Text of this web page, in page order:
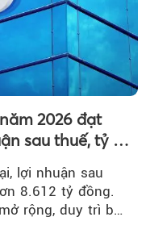
2026 đạt
sau thuế, tỷ lệ
lợi nhuận sau
8.612 tỷ đồng.
rộng, duy trì bộ